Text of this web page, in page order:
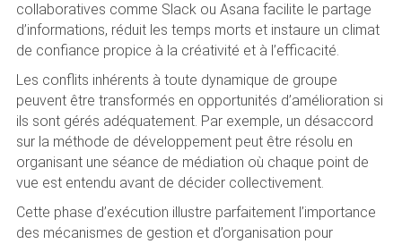
collaboratives comme Slack ou Asana facilite le partage
d’informations, réduit les temps morts et instaure un climat
de confiance propice à la créativité et à l’efficacité.
Les conflits inhérents à toute dynamique de groupe
peuvent être transformés en opportunités d’amélioration si
ils sont gérés adéquatement. Par exemple, un désaccord
sur la méthode de développement peut être résolu en
organisant une séance de médiation où chaque point de
vue est entendu avant de décider collectivement.
Cette phase d’exécution illustre parfaitement l’importance
des mécanismes de gestion et d’organisation pour